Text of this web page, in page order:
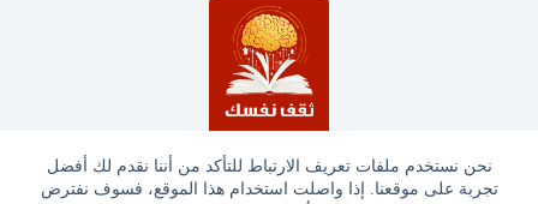
نحن نستخدم ملفات تعريف الارتباط للتأكد من أننا نقدم لك أفضل
تجربة على موقعنا. إذا واصلت استخدام هذا الموقع، فسوف نفترض